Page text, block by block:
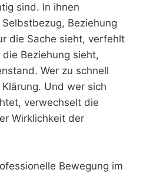
sind. In ihnen
Beziehung
die Sache sieht, verfehlt
Beziehung sieht,
Wer zu schnell
Und wer sich
verwechselt die
Wirklichkeit der
Bewegung im